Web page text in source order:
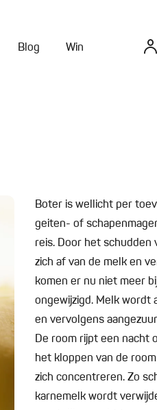
Blog Win
Boter is wellicht per
geiten- of
reis. Door het schudden
zich af van de melk en
komen er nu niet meer
ongewijzigd. Melk wordt
en vervolgens
De room rijpt een nacht
het kloppen van de
zich concentreren. Zo
karnemelk wordt